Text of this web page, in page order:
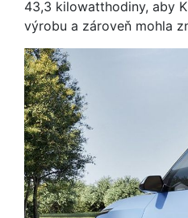
43,3 kilowatthodiny, aby
výrobu a zároveň mohla